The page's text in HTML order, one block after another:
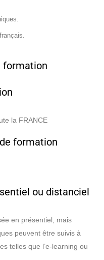
formation
la FRANCE
formation
ou distanciel
en présentiel, mais
peuvent être suivis à
telles que l’e-learning ou